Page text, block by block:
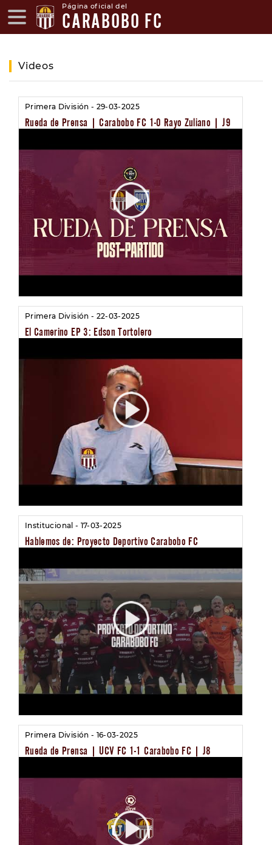
Página oficial del
CARABOBO FC
Videos
Primera División - 29-03-2025
Rueda de Prensa | Carabobo FC 1-0 Rayo Zuliano | J9
Primera División - 22-03-2025
El Camerino EP 3: Edson Tortolero
Institucional - 17-03-2025
Hablemos de: Proyecto Deportivo Carabobo FC
Primera División - 16-03-2025
Rueda de Prensa | UCV FC 1-1 Carabobo FC | J8